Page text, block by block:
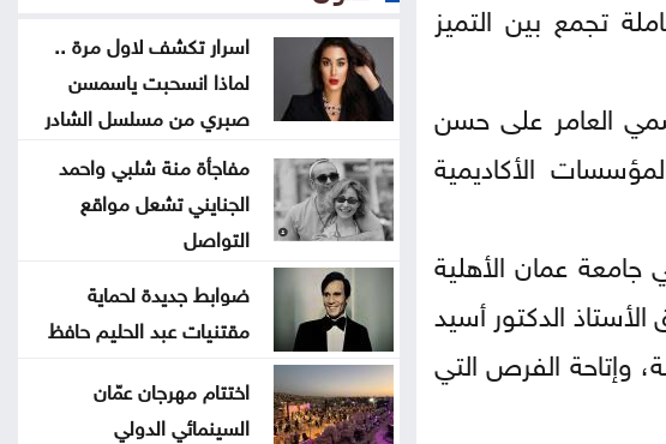
تجمع بين التميز
العامر على حسن
الأكاديمية
جامعة عمان الأهلية
الدكتور أسيد
وإتاحة الفرص التي
اسرار تكشف لاول مرة ..
لماذا انسحبت ياسمسن
صبري من مسلسل الشادر
مفاجأة منة شلبي واحمد
الجنايني تشعل مواقع
التواصل
ضوابط جديدة لحماية
مقتنيات عبد الحليم حافظ
اختتام مهرجان عمّان
السينمائي الدولي